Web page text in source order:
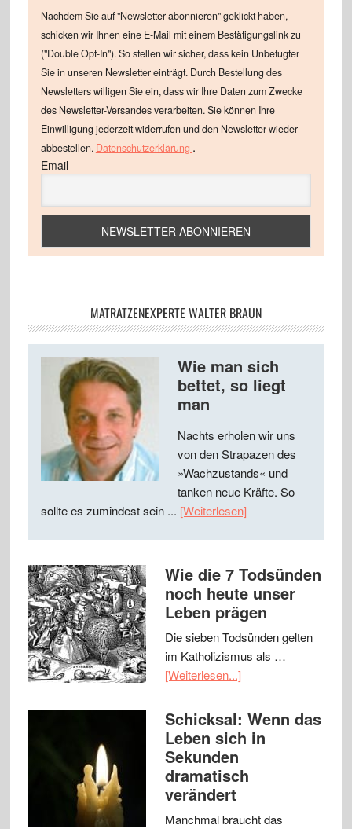
Nachdem Sie auf "Newsletter abonnieren" geklickt haben,
schicken wir Ihnen eine E-Mail mit einem Bestätigungslink zu
("Double Opt-In"). So stellen wir sicher, dass kein Unbefugter
Sie in unseren Newsletter einträgt. Durch Bestellung des
Newsletters willigen Sie ein, dass wir Ihre Daten zum Zwecke
des Newsletter-Versandes verarbeiten. Sie können Ihre
Einwilligung jederzeit widerrufen und den Newsletter wieder
abbestellen. Datenschutzerklärung .
Email
MATRATZENEXPERTE WALTER BRAUN
Wie man sich
bettet, so liegt
man
Nachts erholen wir uns
von den Strapazen des
»Wachzustands« und
tanken neue Kräfte. So
sollte es zumindest sein ... [Weiterlesen]
Wie die 7 Todsünden
noch heute unser
Leben prägen
Die sieben Todsünden gelten
im Katholizismus als …
[Weiterlesen...]
Schicksal: Wenn das
Leben sich in
Sekunden
dramatisch
verändert
Manchmal braucht das